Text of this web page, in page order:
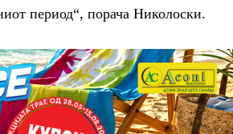
период“, порача Николоски.